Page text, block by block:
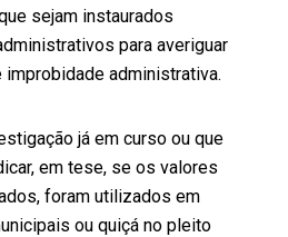
sejam instaurados
para averiguar
administrativa.
já em curso ou que
em tese, se os valores
foram utilizados em
ou quiçá no pleito